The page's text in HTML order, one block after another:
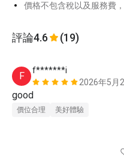
價格不包含稅以及服務費
評論4.6 (19)
F
f*******i
2026年5月
good
價位合理 美好體驗